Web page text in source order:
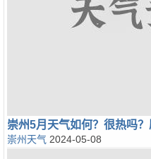
崇州5月天气如何？很热吗
崇州天气 2024-05-08